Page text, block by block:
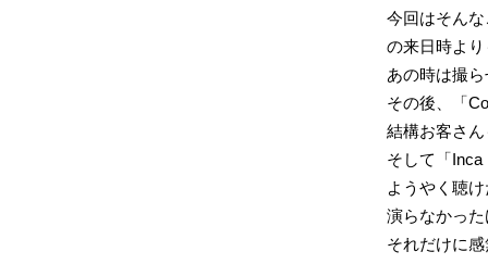
今回はそん
の来日時よ
あの時は撮
その後、「
結構お客さ
そして「Inca
ようやく聴
演らなかっ
それだけに